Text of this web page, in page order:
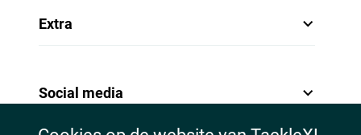
Extra
Social media